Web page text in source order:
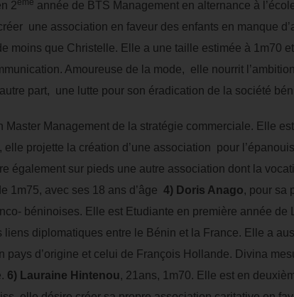
2ème année de BTS Management en alternance à
une association en faveur des enfants en manque
moins que Christelle. Elle a une taille estimée à 1m70
Amoureuse de la mode, elle nourrit
part, une lutte pour son éradication de la société
Master Management de la stratégie commerciale. Elle
projette la création d’une association pour
également sur pieds une autre association dont la
1m75, avec ses 18 ans d’âge 4) Doris Anago, pour sa
béninoises. Elle est Etudiante en première année de
liens diplomatiques entre le Bénin et la France. Elle a
d’origine et celui de François Hollande. Divina
6) Lauraine Hintenou, 21ans, 1m70. Elle est en